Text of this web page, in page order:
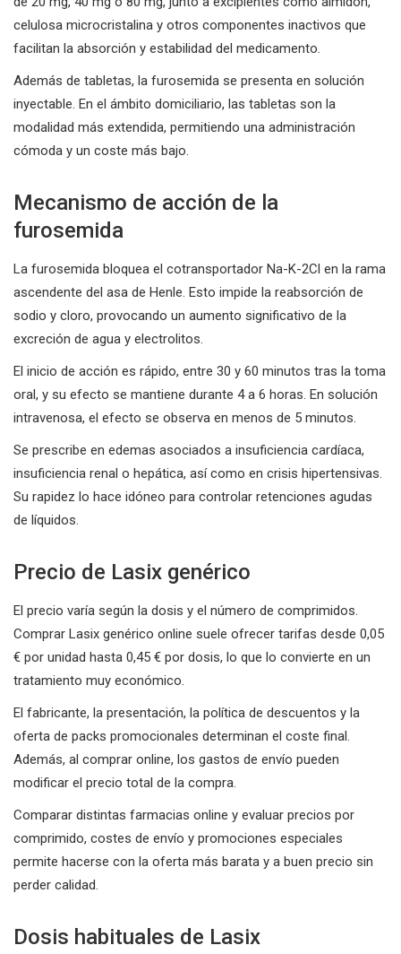
celulosa microcristalina y otros componentes inactivos que
facilitan la absorción y estabilidad del medicamento.
Además de tabletas, la furosemida se presenta en solución
inyectable. En el ámbito domiciliario, las tabletas son la
modalidad más extendida, permitiendo una administración
cómoda y un coste más bajo.
Mecanismo de acción de la
furosemida
La furosemida bloquea el cotransportador Na-K-2Cl en la rama
ascendente del asa de Henle. Esto impide la reabsorción de
sodio y cloro, provocando un aumento significativo de la
excreción de agua y electrolitos.
El inicio de acción es rápido, entre 30 y 60 minutos tras la toma
oral, y su efecto se mantiene durante 4 a 6 horas. En solución
intravenosa, el efecto se observa en menos de 5 minutos.
Se prescribe en edemas asociados a insuficiencia cardíaca,
insuficiencia renal o hepática, así como en crisis hipertensivas.
Su rapidez lo hace idóneo para controlar retenciones agudas
de líquidos.
Precio de Lasix genérico
El precio varía según la dosis y el número de comprimidos.
Comprar Lasix genérico online suele ofrecer tarifas desde 0,05
€ por unidad hasta 0,45 € por dosis, lo que lo convierte en un
tratamiento muy económico.
El fabricante, la presentación, la política de descuentos y la
oferta de packs promocionales determinan el coste final.
Además, al comprar online, los gastos de envío pueden
modificar el precio total de la compra.
Comparar distintas farmacias online y evaluar precios por
comprimido, costes de envío y promociones especiales
permite hacerse con la oferta más barata y a buen precio sin
perder calidad.
Dosis habituales de Lasix